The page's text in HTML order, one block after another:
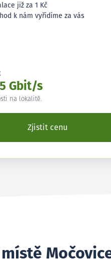
již za 1 Kč
k nám vyřídíme za vás
Gbit/s
na lokalitě.
Zjistit cenu